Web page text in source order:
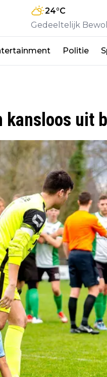
24°C
Gedeeltelijk
Politie
uit